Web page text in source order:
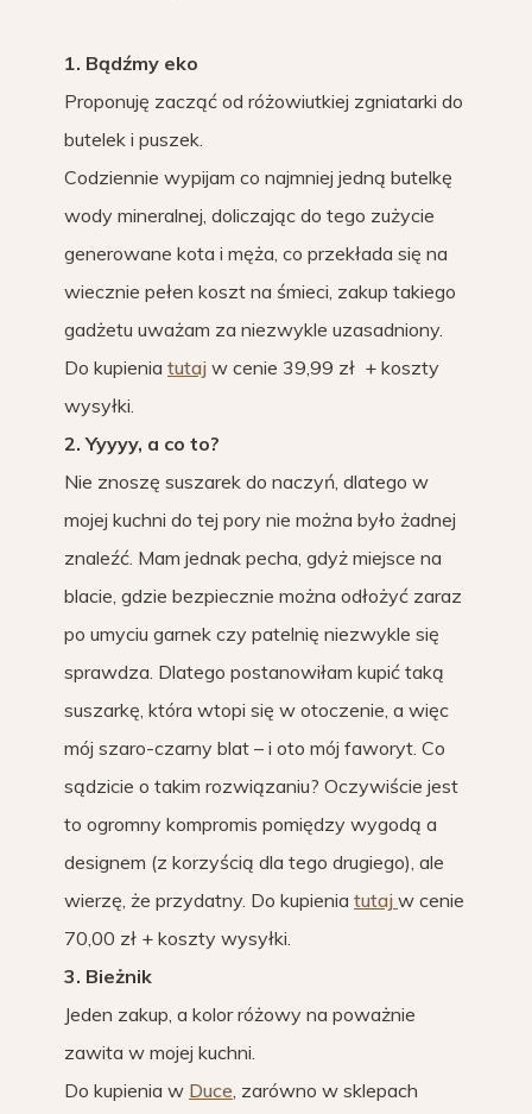
1. Bądźmy eko
Proponuję zacząć od różowiutkiej zgniatarki do
butelek i puszek.
Codziennie wypijam co najmniej jedną butelkę
wody mineralnej, doliczając do tego zużycie
generowane kota i męża, co przekłada się na
wiecznie pełen koszt na śmieci, zakup takiego
gadżetu uważam za niezwykle uzasadniony.
Do kupienia tutaj w cenie 39,99 zł + koszty
wysyłki.
2. Yyyyy, a co to?
Nie znoszę suszarek do naczyń, dlatego w
mojej kuchni do tej pory nie można było żadnej
znaleźć. Mam jednak pecha, gdyż miejsce na
blacie, gdzie bezpiecznie można odłożyć zaraz
po umyciu garnek czy patelnię niezwykle się
sprawdza. Dlatego postanowiłam kupić taką
suszarkę, która wtopi się w otoczenie, a więc
mój szaro-czarny blat – i oto mój faworyt. Co
sądzicie o takim rozwiązaniu? Oczywiście jest
to ogromny kompromis pomiędzy wygodą a
designem (z korzyścią dla tego drugiego), ale
wierzę, że przydatny. Do kupienia tutaj w cenie
70,00 zł + koszty wysyłki.
3. Bieżnik
Jeden zakup, a kolor różowy na poważnie
zawita w mojej kuchni.
Do kupienia w Duce , zarówno w sklepach